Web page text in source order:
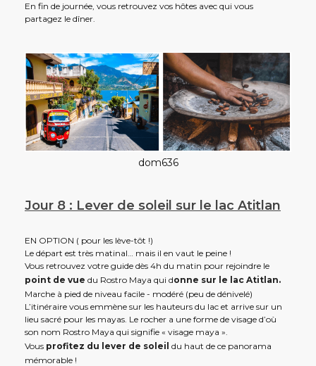
En fin de journée, vous retrouvez vos hôtes avec qui vous
partagez le dîner.
dom636
Jour 8 : Lever de soleil sur le lac Atitlan
EN OPTION ( pour les lève-tôt !)
Le départ est très matinal… mais il en vaut le peine !
Vous retrouvez votre guide dès 4h du matin pour rejoindre le
point de vue du Rostro Maya qui donne sur le lac Atitlan.
Marche à pied de niveau facile - modéré (peu de dénivelé)
L’itinéraire vous emmène sur les hauteurs du lac et arrive sur un
lieu sacré pour les mayas. Le rocher a une forme de visage d’où
son nom Rostro Maya qui signifie « visage maya ».
Vous profitez du lever de soleil du haut de ce panorama
mémorable !